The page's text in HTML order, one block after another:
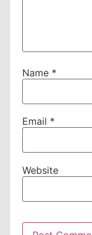
Name *
Email *
Website